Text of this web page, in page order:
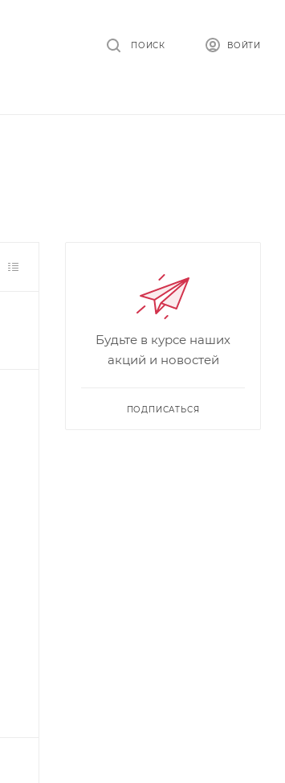
ВОЙТИ
ПОИСК
Будьте в курсе наших
акций и новостей
ПОДПИСАТЬСЯ